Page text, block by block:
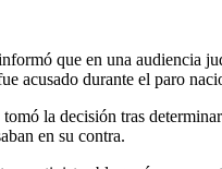
que en una audiencia
acusado durante el paro
la decisión tras
en su contra.